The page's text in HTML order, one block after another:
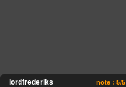
lordfrederiks note : 5/5